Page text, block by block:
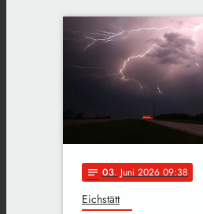
notes 03. Juni 2026 09:38
Eichstätt